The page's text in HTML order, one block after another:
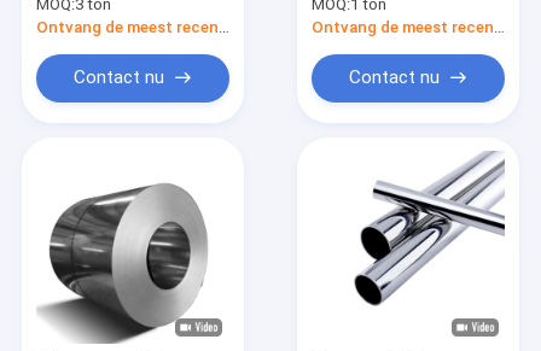
Vloeistaalpijp ERW
MOQ:3 ton
Ontvang de meest recente Prijs
Contact nu
316l 201 Ss Blad
1500mm
MOQ:1 ton
Ontvang de meest recente Prijs
Contact nu